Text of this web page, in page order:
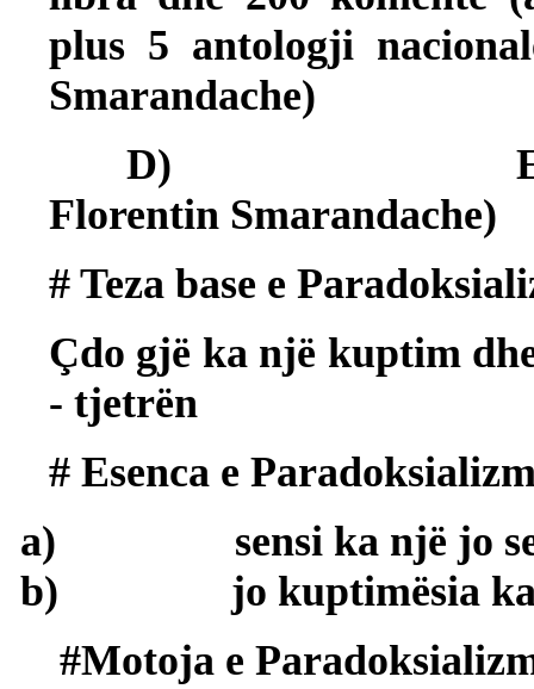
plus 5 antologji
Smarandache)
D)
Florentin Smarandache)
# Teza base e
Çdo gjë ka një kuptim
- tjetrën
# Esenca e
a)
sensi ka një jo
b)
jo kuptimësia
#Motoja e